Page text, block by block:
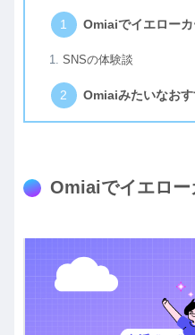
Omiaiでイエローカ
SNSの体験談
Omiaiみたいなおす
Omiaiでイエロー